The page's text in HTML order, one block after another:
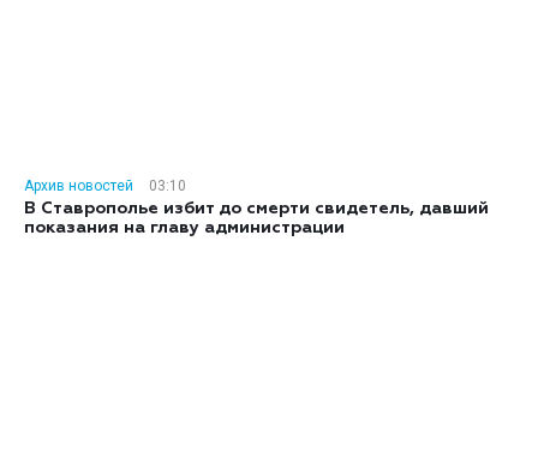
Архив новостей
03:10
В Ставрополье избит до смерти свидетель, давший
показания на главу администрации